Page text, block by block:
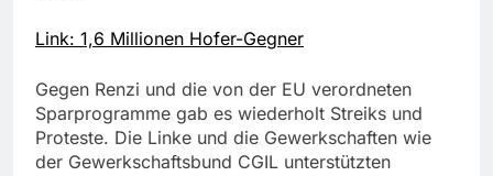
Link: 1,6 Millionen Hofer-Gegner
Gegen Renzi und die von der EU verordneten
Sparprogramme gab es wiederholt Streiks und
Proteste. Die Linke und die Gewerkschaften wie
der Gewerkschaftsbund CGIL unterstützten